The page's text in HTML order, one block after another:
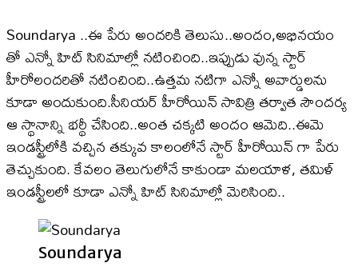
Soundarya ..ఈ పేరు అందరికి తెలుసు..అందం,అభినయం
తో ఎన్నో హిట్ సినిమాల్లో నటించింది..ఇప్పుడు వున్న స్టార్
హీరోలందరితో నటించింది..ఉత్తమ నటిగా ఎన్నో అవార్డులను
కూడా అందుకుంది.సీనియర్ హీరోయిన్ సావిత్రి తర్వాత సౌందర్య
ఆ స్థానాన్ని భర్థీ చేసింది..అంత చక్కటి అందం ఆమెది..ఈమె
ఇండస్ట్రీలోకి వచ్చిన తక్కువ కాలంలోనే స్టార్ హీరోయిన్ గా పేరు
తెచ్చుకుంది. కేవలం తెలుగులోనే కాకుండా మలయాళ, తమిళ్
ఇండస్ట్రీలలో కూడా ఎన్నో హిట్ సినిమాల్లో మెరిసింది..
Soundarya